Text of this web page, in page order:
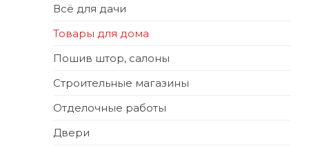
Всё для дачи
Товары для дома
Пошив штор, салоны
Строительные магазины
Отделочные работы
Двери